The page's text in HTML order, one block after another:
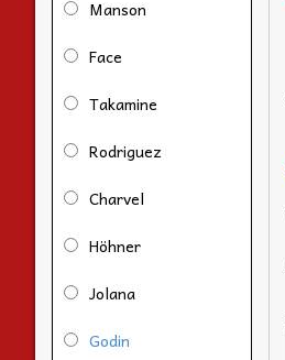
Manson
Face
Takamine
Rodriguez
Charvel
Höhner
Jolana
Godin